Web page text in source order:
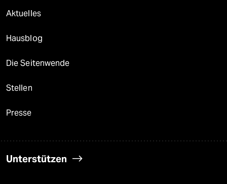
Aktuelles
Hausblog
Die Seitenwende
Stellen
Presse
Unterstützen